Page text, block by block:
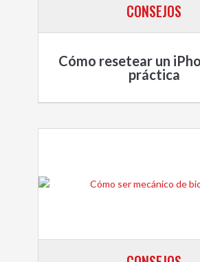
CONSEJOS
Cómo resetear un
práctica